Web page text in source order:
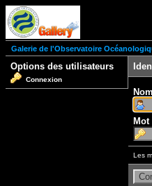
Galerie de l'Observatoire
Options des utilisateurs
Connexion
Mot
Les